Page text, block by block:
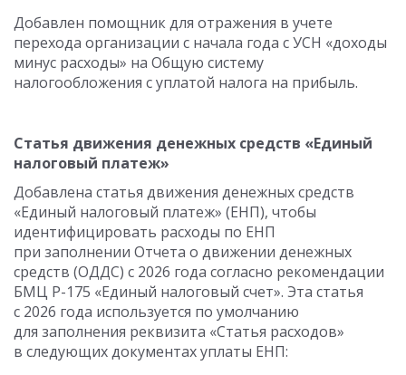
Добавлен помощник для отражения в учете
перехода организации с начала года с УСН «доходы
минус расходы» на Общую систему
налогообложения с уплатой налога на прибыль.
Статья движения денежных средств «Единый
налоговый платеж»
Добавлена статья движения денежных средств
«Единый налоговый платеж» (ЕНП), чтобы
идентифицировать расходы по ЕНП
при заполнении Отчета о движении денежных
средств (ОДДС) с 2026 года согласно рекомендации
БМЦ Р-175 «Единый налоговый счет». Эта статья
с 2026 года используется по умолчанию
для заполнения реквизита «Статья расходов»
в следующих документах уплаты ЕНП: